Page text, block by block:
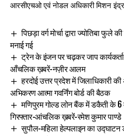
आरसीएचओ एवं नोडल अधिकारी मिशन
पिछड़ा वर्ग मोर्चा द्वारा ज्योतिबा
मनाई गई
ट्रेन के इंजन पर चढ़कर जाप
आँचलिक ख़बरें-नज़ीर आलम
हरदोई उत्तर प्रदेश में जिलाधिकारी
अभिकरण आत्मा गवर्निंग बोर्ड की बैठक
मणिपुरम गोल्ड लोन बैंक में डकैती के 6
गिरफ्तार-आंचलिक ख़बरें-रमेश कुमार पाण्डे
सुपौल-महिला हेल्पलाइन का उद्घाटन